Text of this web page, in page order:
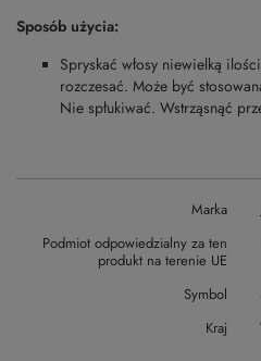
Sposób użycia:
Spryskać włosy niewielką
rozczesać. Może być
Nie spłukiwać. Wstrząsnąć
Marka
Podmiot odpowiedzialny za ten
produkt na terenie UE
Symbol
Kraj